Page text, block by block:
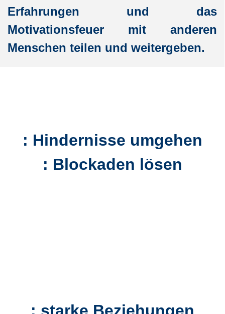
Erfahrungen und das
Motivationsfeuer mit anderen
Menschen teilen und weitergeben.
: Hindernisse umgehen
: Blockaden lösen
: starke Beziehungen